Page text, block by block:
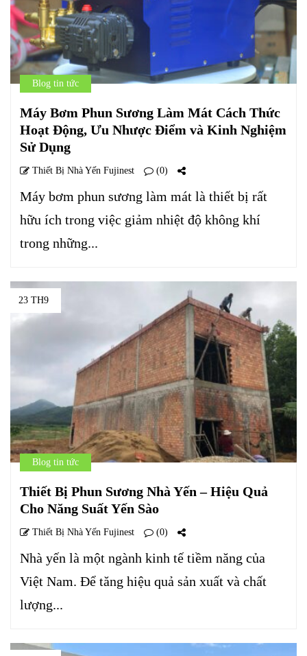
Blog tin tức
Máy Bơm Phun Sương Làm Mát Cách Thức
Hoạt Động, Ưu Nhược Điểm và Kinh Nghiệm
Sử Dụng
Thiết Bị Nhà Yến Fujinest (0)
Máy bơm phun sương làm mát là thiết bị rất
hữu ích trong việc giảm nhiệt độ không khí
trong những...
23 TH9
Blog tin tức
Thiết Bị Phun Sương Nhà Yến – Hiệu Quả
Cho Năng Suất Yến Sào
Thiết Bị Nhà Yến Fujinest (0)
Nhà yến là một ngành kinh tế tiềm năng của
Việt Nam. Để tăng hiệu quả sản xuất và chất
lượng...